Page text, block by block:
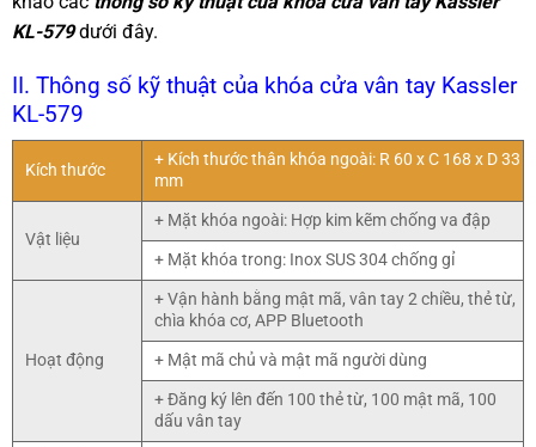
KL-579dưới đây.
II. Thông số kỹ thuật của khóa cửa vân tay Kassler
KL-579
Kích thước
+ Kích thước thân khóa ngoài: R 60 x C 168 x D 33
mm
Vật liệu
+ Mặt khóa ngoài: Hợp kim kẽm chống va đập
+ Mặt khóa trong: Inox SUS 304 chống gỉ
Hoạt động
+ Vận hành bằng mật mã, vân tay 2 chiều, thẻ từ,
chìa khóa cơ, APP Bluetooth
+ Mật mã chủ và mật mã người dùng
+ Đăng ký lên đến 100 thẻ từ, 100 mật mã, 100
dấu vân tay